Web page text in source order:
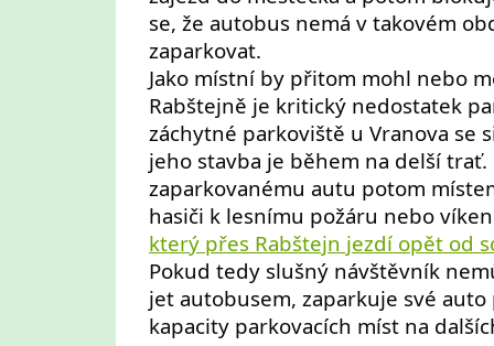
se, že autobus nemá v takovém
zaparkovat.
Jako místní by přitom mohl nebo
Rabštejně je kritický nedostatek
záchytné parkoviště u Vranova se
jeho stavba je během na delší
zaparkovanému autu potom
hasiči k lesnímu požáru nebo
který přes Rabštejn jezdí opět od
Pokud tedy slušný návštěvník
jet autobusem, zaparkuje své
kapacity parkovacích míst na